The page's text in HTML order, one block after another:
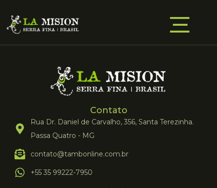
Contato
Rua Dr. Daniel de Carvalho, 356, Santa Terezinha.
Passa Quatro - MG
contato@tambonline.com.br
+55 35 99222-7950